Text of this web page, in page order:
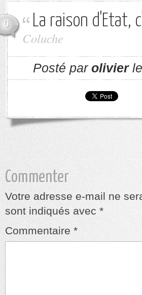
0 La raison d'Etat,
Coluche
Posté par olivierle
Commenter
Votre adresse e-mail ne
sont indiqués avec *
Commentaire *